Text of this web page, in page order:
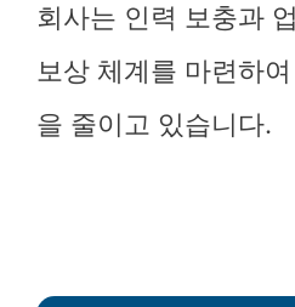
회사는 인력 보충과
보상 체계를 마련하
을 줄이고 있습니다.